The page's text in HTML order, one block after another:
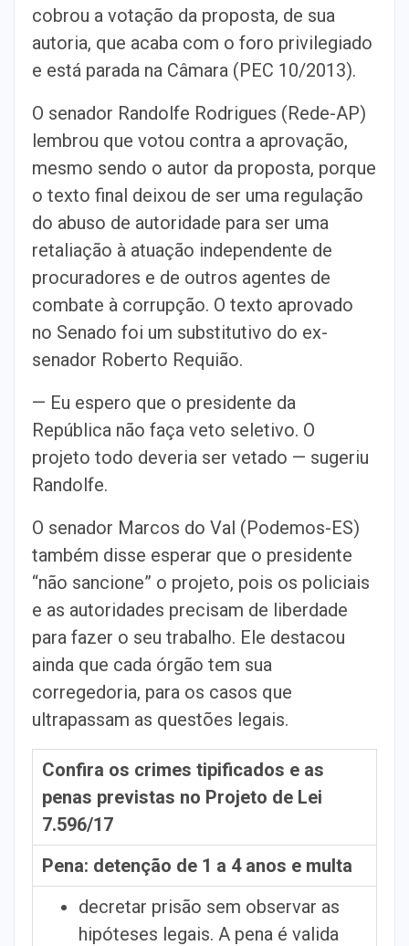
cobrou a votação da proposta, de sua
autoria, que acaba com o foro privilegiado
e está parada na Câmara (PEC 10/2013).
O senador Randolfe Rodrigues (Rede-AP)
lembrou que votou contra a aprovação,
mesmo sendo o autor da proposta, porque
o texto final deixou de ser uma regulação
do abuso de autoridade para ser uma
retaliação à atuação independente de
procuradores e de outros agentes de
combate à corrupção. O texto aprovado
no Senado foi um substitutivo do ex-
senador Roberto Requião.
— Eu espero que o presidente da
República não faça veto seletivo. O
projeto todo deveria ser vetado — sugeriu
Randolfe.
O senador Marcos do Val (Podemos-ES)
também disse esperar que o presidente
“não sancione” o projeto, pois os policiais
e as autoridades precisam de liberdade
para fazer o seu trabalho. Ele destacou
ainda que cada órgão tem sua
corregedoria, para os casos que
ultrapassam as questões legais.
Confira os crimes tipificados e as
penas previstas no Projeto de Lei
7.596/17
Pena: detenção de 1 a 4 anos e multa
decretar prisão sem observar as
hipóteses legais. A pena é valida